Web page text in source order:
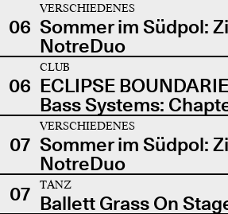
06
VERSCHIEDENES
Sommer im Südpol:
NotreDuo
06
CLUB
ECLIPSE
Bass Systems:
07
VERSCHIEDENES
Sommer im Südpol:
NotreDuo
07
TANZ
Ballett Grass On